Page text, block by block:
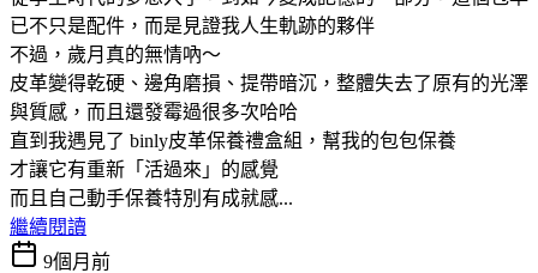
已不只是配件，而是見證我人生軌跡的夥伴
不過，歲月真的無情吶～
皮革變得乾硬、邊角磨損、提帶暗沉，整體失去了原有的光澤
與質感，而且還發霉過很多次哈哈
直到我遇見了 binly皮革保養禮盒組，幫我的包包保養
才讓它有重新「活過來」的感覺
而且自己動手保養特別有成就感...
繼續閱讀
9個月前